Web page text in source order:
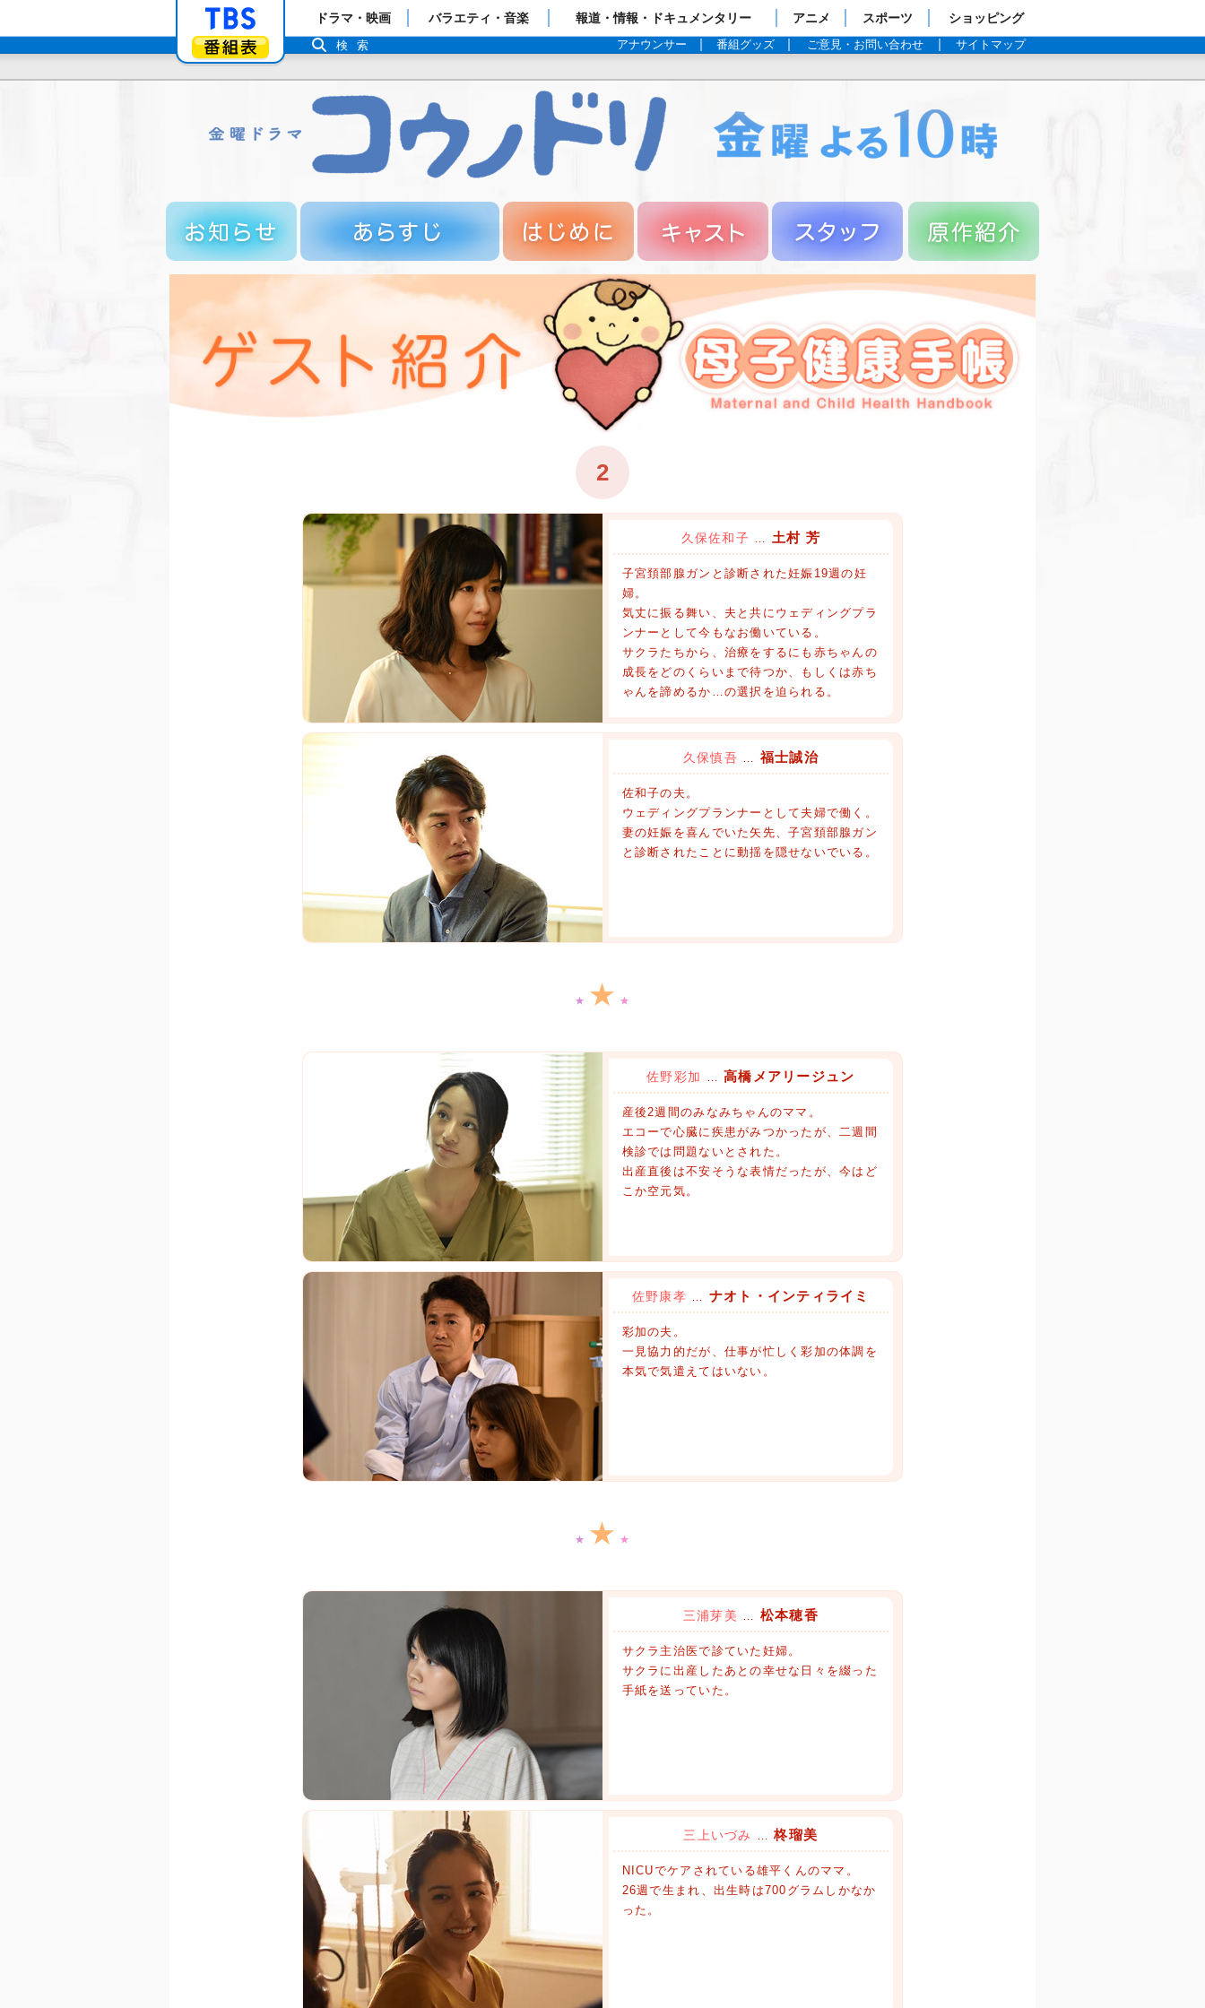
「TBSテレビ」トップページ
番組表
ドラマ・映画 バラエティ・音楽 報道・情報・ドキュメンタリー アニメ スポーツ ショッピング
アナウンサー 番組グッズ ご意見・お問い合わせ サイトマップ
検索
2
久保佐和子 土村 芳
子宮頚部腺ガンと診断された妊娠19週の妊
婦。
気丈に振る舞い、夫と共にウェディングプラ
ンナーとして今もなお働いている。
サクラたちから、治療をするにも赤ちゃんの
成長をどのくらいまで待つか、もしくは赤ち
ゃんを諦めるか…の選択を迫られる。
久保慎吾 福士誠治
佐和子の夫。
ウェディングプランナーとして夫婦で働く。
妻の妊娠を喜んでいた矢先、子宮頚部腺ガン
と診断されたことに動揺を隠せないでいる。
★ ★ ★
佐野彩加 高橋メアリージュン
産後2週間のみなみちゃんのママ。
エコーで心臓に疾患がみつかったが、二週間
検診では問題ないとされた。
出産直後は不安そうな表情だったが、今はど
こか空元気。
佐野康孝 ナオト・インティライミ
彩加の夫。
一見協力的だが、仕事が忙しく彩加の体調を
本気で気遣えてはいない。
★ ★ ★
三浦芽美 松本穂香
サクラ主治医で診ていた妊婦。
サクラに出産したあとの幸せな日々を綴った
手紙を送っていた。
三上いづみ …柊瑠美
NICUでケアされている雄平くんのママ。
26週で生まれ、出生時は700グラムしかなか
った。